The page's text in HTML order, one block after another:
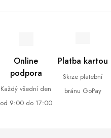
Online
podpora
Každý všední den
od 9:00 do 17:00
Platba kartou
Skrze platební
bránu GoPay